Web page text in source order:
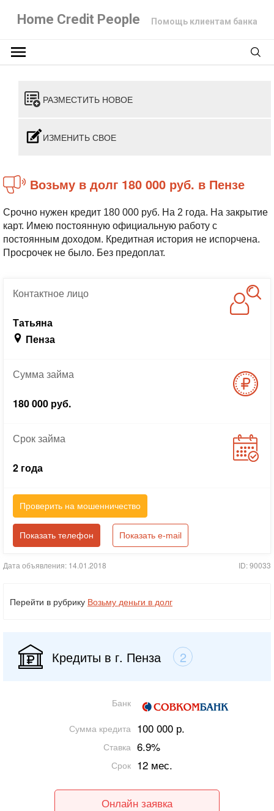
Home Credit People Помощь клиентам банка
РАЗМЕСТИТЬ НОВОЕ
ИЗМЕНИТЬ СВОЕ
Возьму в долг 180 000 руб. в Пензе
Срочно нужен кредит 180 000 руб. На 2 года. На закрытие
карт. Имею постоянную официальную работу с
постоянным доходом. Кредитная история не испорчена.
Просрочек не было. Без предоплат.
Контактноелицо
Татьяна
Пенза
Суммазайма
180 000 руб.
Срокзайма
2 года
Проверить на мошенничество
Показать телефон Показать e-mail
Дата объявления: 14.01.2018 ID: 90033
Перейти в рубрику Возьму деньги в долг
Кредиты в г. Пенза 2
Банк
Сумма кредита 100 000 р.
Ставка 6.9%
Срок 12 мес.
Онлайн заявка